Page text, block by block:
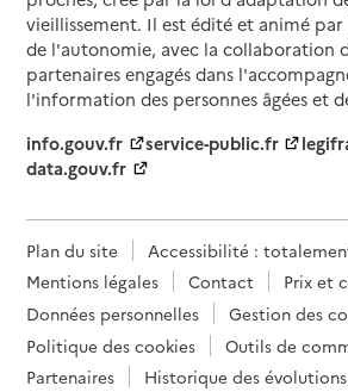
vieillissement. Il est édité et animé
de l'autonomie, avec la collaboration
partenaires engagés dans
l'information des personnes âgées et
info.gouv.fr
service-public.fr
data.gouv.fr
Plan du site
Accessibilité :
Mentions légales
Contact
Prix et
Données personnelles
Gestion des
Politique des cookies
Outils de
Partenaires
Historique des évolutions